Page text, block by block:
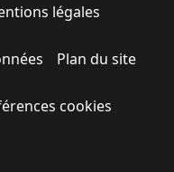
légales
Plan du site
cookies